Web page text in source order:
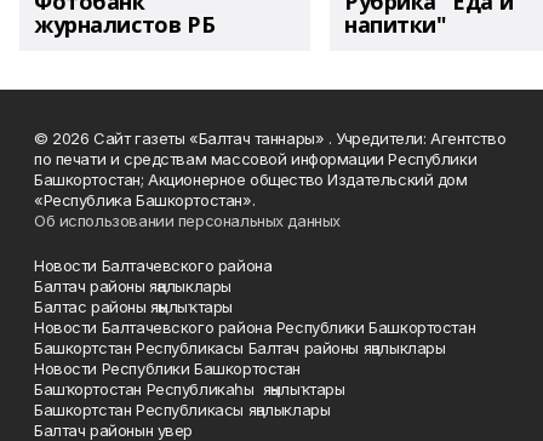
журналистов РБ напитки"
© 2026 Сайт газеты «Балтач таннары» . Учредители: Агентство
по печати и средствам массовой информации Республики
Башкортостан; Акционерное общество Издательский дом
«Республика Башкортостан».
Об использовании персональных данных
Новости Балтачевского района
Балтач районы яңалыклары
Балтас районы яңылыҡтары
Новости Балтачевского района Республики Башкортостан
Башкортстан Республикасы Балтач районы яңалыклары
Новости Республики Башкортостан
Башҡортостан Республикаһы яңылыҡтары
Башкортстан Республикасы яңалыклары
Балтач районын увер